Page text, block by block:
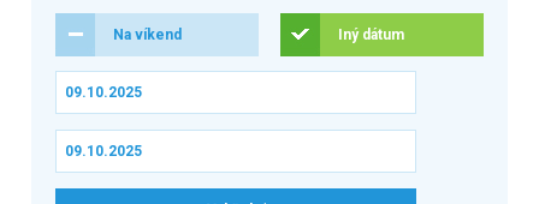
Na víkend Iný dátum